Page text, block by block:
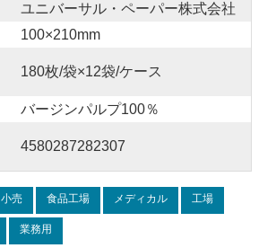
ユニバーサル・ペーパー株式会社
100×210mm
180枚/袋×12袋/ケース
バージンパルプ100％
4580287282307
小売 食品工場 メディカル 工場
業務用